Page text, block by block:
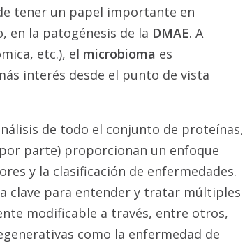
tener un papel importante en
en la patogénesis de la DMAE. A
etc.), el microbioma es
interés desde el punto de vista
de todo el conjunto de proteínas,
parte) proporcionan un enfoque
y la clasificación de enfermedades.
clave para entender y tratar múltiples
modificable a través, entre otros,
como la enfermedad de